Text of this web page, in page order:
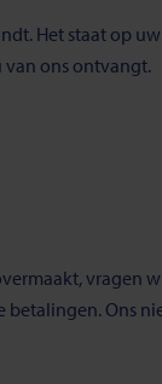
Het staat op
van ons ontvangt.
vragen
Ons